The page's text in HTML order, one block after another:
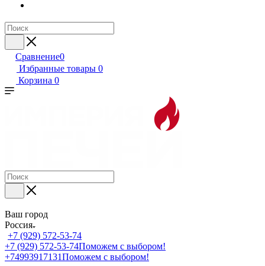
Сравнение0
Избранные товары 0
Корзина 0
Ваш город
Россия
+7 (929) 572-53-74
+7 (929) 572-53-74Поможем с выбором!
+74993917131Поможем с выбором!